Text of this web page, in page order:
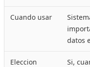
Cuando usar
datos
Eleccion
Si,